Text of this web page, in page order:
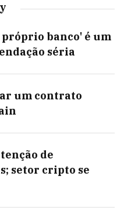
próprio banco' é um
séria
um contrato
de
setor cripto se